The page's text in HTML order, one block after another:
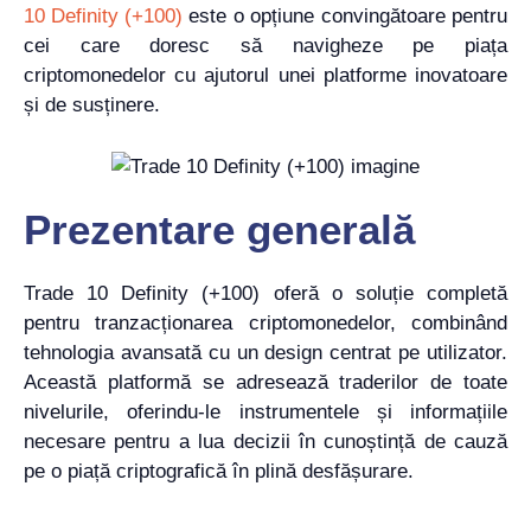
10 Definity (+100) este o opțiune convingătoare pentru
cei care doresc să navigheze pe piața
criptomonedelor cu ajutorul unei platforme inovatoare
și de susținere.
Prezentare generală
Trade 10 Definity (+100) oferă o soluție completă
pentru tranzacționarea criptomonedelor, combinând
tehnologia avansată cu un design centrat pe utilizator.
Această platformă se adresează traderilor de toate
nivelurile, oferindu-le instrumentele și informațiile
necesare pentru a lua decizii în cunoștință de cauză
pe o piață criptografică în plină desfășurare.